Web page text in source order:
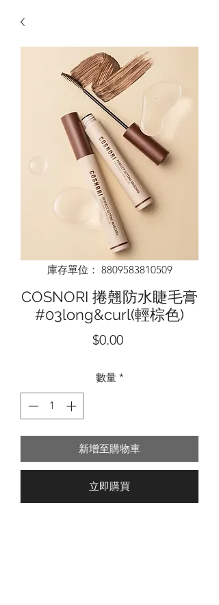
庫存單位： 8809583810509
COSNORI 捲翹防水睫毛膏
#03long&curl(輕棕色)
$0.00價
數量 *
新增至購物車
立即購買